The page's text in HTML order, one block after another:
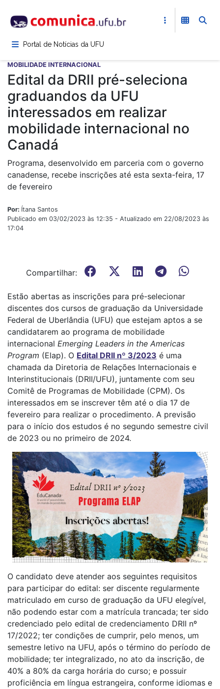
para
conteúdoPortal de Notícias da UFU
MOBILIDADE INTERNACIONAL
Edital da DRII pré-seleciona
graduandos da UFU
interessados em realizar
mobilidade internacional no
Canadá
Programa, desenvolvido em parceria com o governo
canadense, recebe inscrições até esta sexta-feira, 17
de fevereiro
Por: Ítana Santos
Publicado em 03/02/2023 às 12:35 - Atualizado em 22/08/2023 às
17:04
Compartilhar:
Estão abertas as inscrições para pré-selecionar
discentes dos cursos de graduação da Universidade
Federal de Uberlândia (UFU) que estejam aptos a se
candidatarem ao programa de mobilidade
internacional Emerging Leaders in the Americas
Program (Elap). O Edital DRII nº 3/2023 é uma
chamada da Diretoria de Relações Internacionais e
Interinstitucionais (DRII/UFU), juntamente com seu
Comitê de Programas de Mobilidade (CPM). Os
interessados em se inscrever têm até o dia 17 de
fevereiro para realizar o procedimento. A previsão
para o início dos estudos é no segundo semestre civil
de 2023 ou no primeiro de 2024.
O candidato deve atender aos seguintes requisitos
para participar do edital: ser discente regularmente
matriculado em curso de graduação da UFU elegível,
não podendo estar com a matrícula trancada; ter sido
credenciado pelo edital de credenciamento DRII nº
17/2022; ter condições de cumprir, pelo menos, um
semestre letivo na UFU, após o término do período de
mobilidade; ter integralizado, no ato da inscrição, de
40% a 80% da carga horária do curso; e possuir
proficiência em língua estrangeira, conforme idiomas e